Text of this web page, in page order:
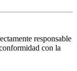
responsable
con la